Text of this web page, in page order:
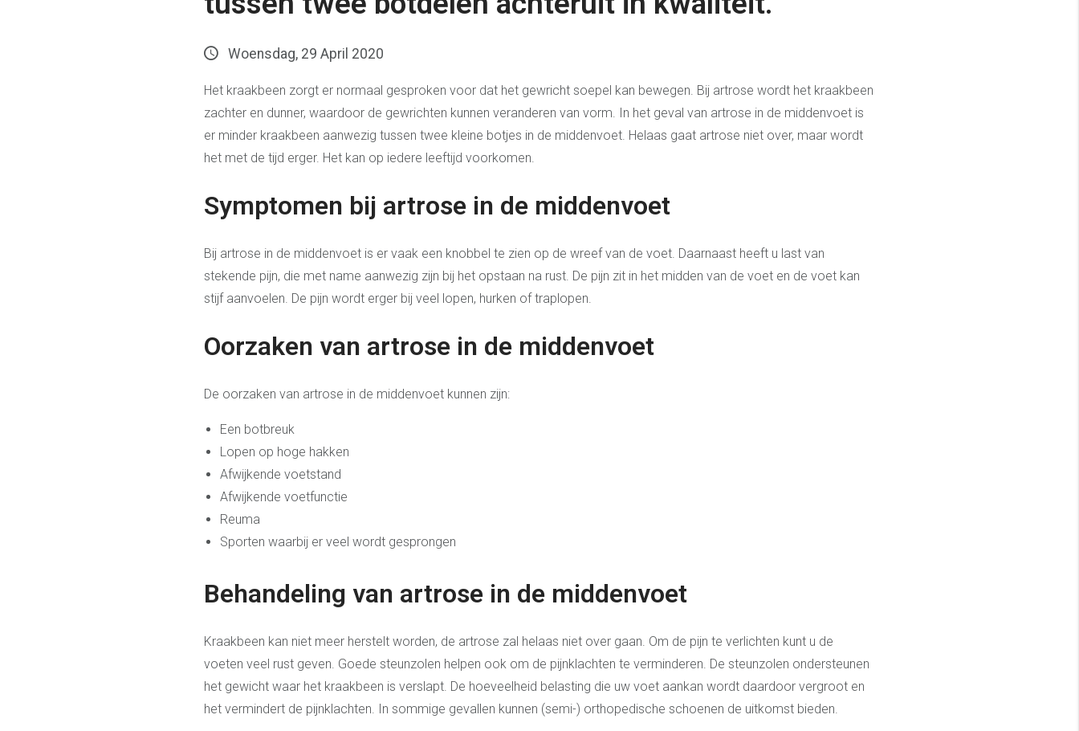
Woensdag, 29 April 2020
Het kraakbeen zorgt er normaal gesproken voor dat het gewricht soepel kan bewegen. Bij artrose wordt het kraakbeen
zachter en dunner, waardoor de gewrichten kunnen veranderen van vorm. In het geval van artrose in de middenvoet is
er minder kraakbeen aanwezig tussen twee kleine botjes in de middenvoet. Helaas gaat artrose niet over, maar wordt
het met de tijd erger. Het kan op iedere leeftijd voorkomen.
Symptomen bij artrose in de middenvoet
Bij artrose in de middenvoet is er vaak een knobbel te zien op de wreef van de voet. Daarnaast heeft u last van
stekende pijn, die met name aanwezig zijn bij het opstaan na rust. De pijn zit in het midden van de voet en de voet kan
stijf aanvoelen. De pijn wordt erger bij veel lopen, hurken of traplopen.
Oorzaken van artrose in de middenvoet
De oorzaken van artrose in de middenvoet kunnen zijn:
Een botbreuk
Lopen op hoge hakken
Afwijkende voetstand
Afwijkende voetfunctie
Reuma
Sporten waarbij er veel wordt gesprongen
Behandeling van artrose in de middenvoet
Kraakbeen kan niet meer herstelt worden, de artrose zal helaas niet over gaan. Om de pijn te verlichten kunt u de
voeten veel rust geven. Goede steunzolen helpen ook om de pijnklachten te verminderen. De steunzolen ondersteunen
het gewicht waar het kraakbeen is verslapt. De hoeveelheid belasting die uw voet aankan wordt daardoor vergroot en
het vermindert de pijnklachten. In sommige gevallen kunnen (semi-) orthopedische schoenen de uitkomst bieden.